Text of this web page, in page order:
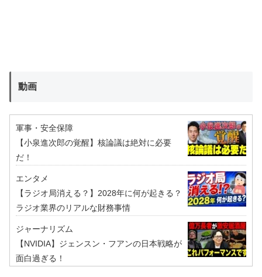
動画
軍事・安全保障
【小泉進次郎の覚醒】核論議は絶対に必要
だ！
エンタメ
【ラジオ局消える？】2028年に何が起きる？
ラジオ業界のリアルな財務事情
ジャーナリズム
【NVIDIA】ジェンスン・フアンの日本戦略が
面白過ぎる！